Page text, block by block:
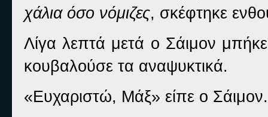
χάλια όσο νόμιζες, σκέφτηκε
Λίγα λεπτά μετά ο Σάιμον
κουβαλούσε τα αναψυκτικά.
«Ευχαριστώ, Μάξ» είπε ο Σάιμον.